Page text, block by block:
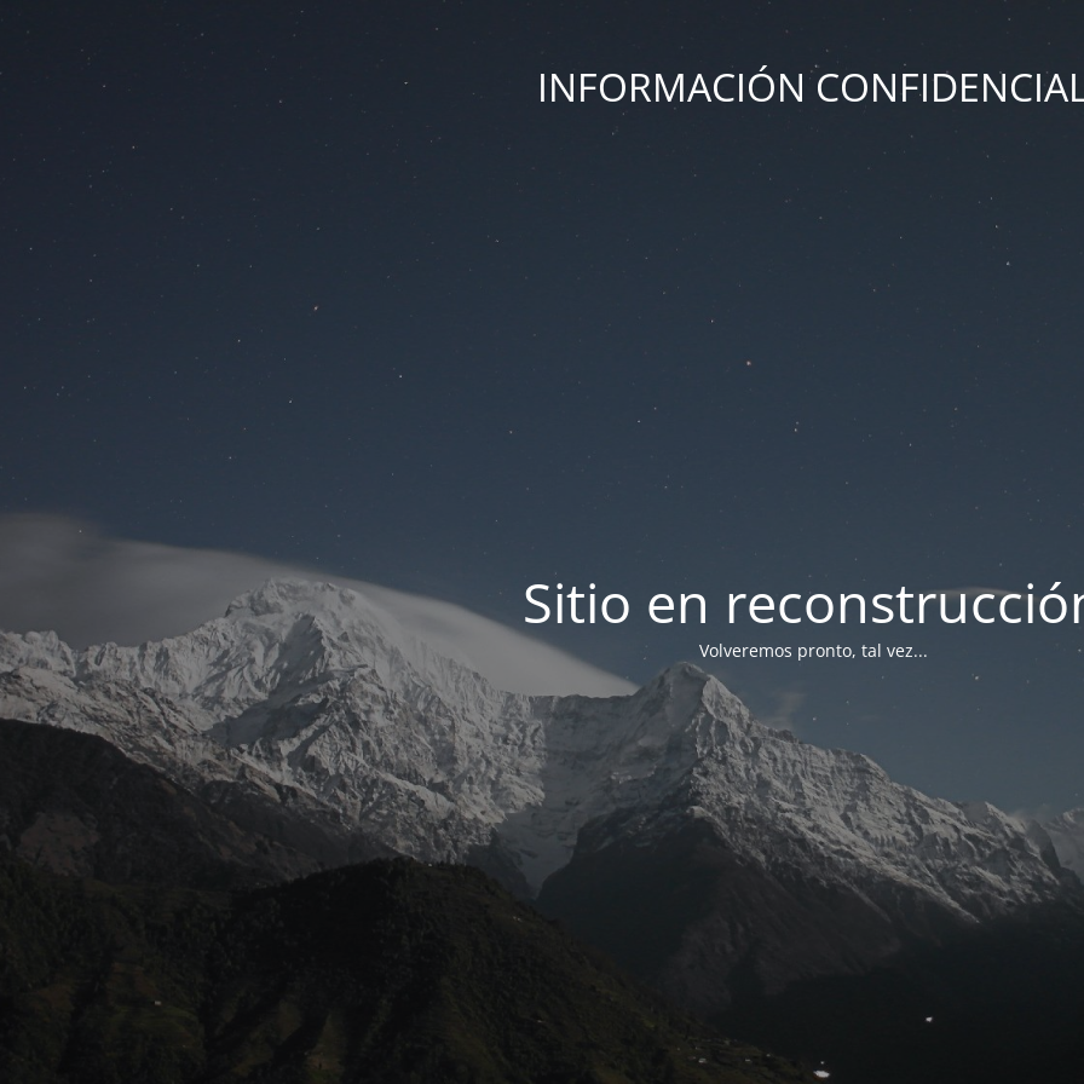
INFORMACIÓN
Sitio en
Volveremos pronto, tal vez...